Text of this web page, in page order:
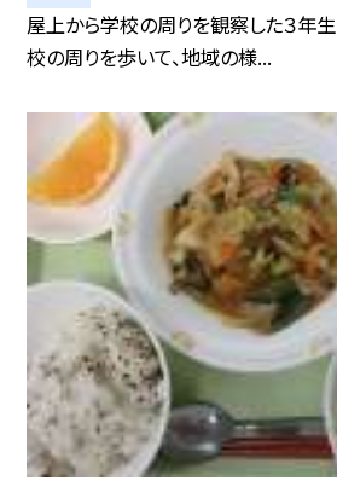
屋上から学校の周りを観察した３年生
校の周りを歩いて、地域の様...